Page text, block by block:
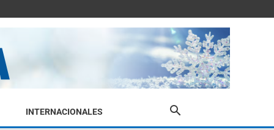
INTERNACIONALES